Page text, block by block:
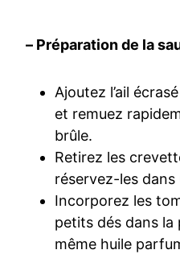
– Préparation de la
Ajoutez l’ail
et remuez
brûle.
Retirez les
réservez-les dans
Incorporez les
petits dés dans la
même huile